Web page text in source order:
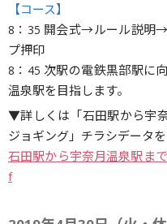
【コース】
8：35 開会式→ルール説明
プ押印
8：45 次駅の電鉄黒部駅に
温泉駅を目指します。
▼詳しくは「石田駅から宇
ジョギング」チラシデータを
石田駅から宇奈月温泉駅ま
f